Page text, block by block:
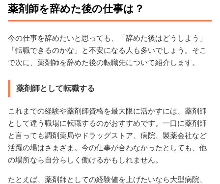
薬剤師を辞めた後の仕事は？
今の仕事を辞めたいと思っても、「辞めた後はどうしよう」
「転職できるのかな」と不安になる人も多いでしょう。そこ
で次に、薬剤師を辞めた後の転職先について紹介します。
薬剤師として転職する
これまでの経験や薬剤師資格を最大限に活かすには、薬剤師
として違う職場に転職するのがおすすめです。一口に薬剤師
と言っても調剤薬局やドラッグストア、病院、製薬会社など
活躍の場はさまざま。今の仕事が合わなかったとしても、他
の場所なら自分らしく働けるかもしれません。
たとえば、薬剤師としての経験値を上げたいなら大型病院、